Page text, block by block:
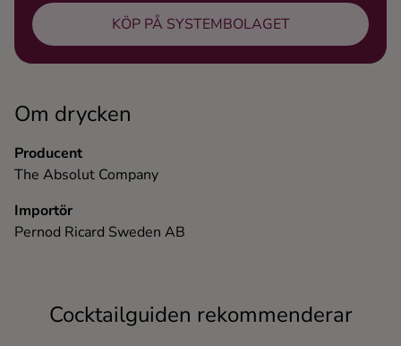
Om drycken
Producent
The Absolut Company
Importör
Pernod Ricard Sweden AB
KÖP PÅ SYSTEMBOLAGET
Cocktailguiden rekommenderar